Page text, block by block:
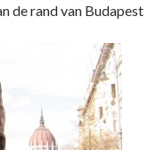
de rand van Budapest